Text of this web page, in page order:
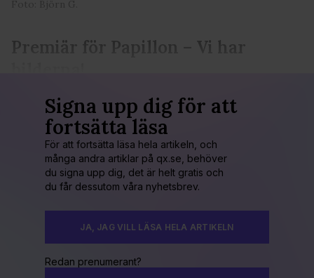
Premiär för Papillon – Vi har
Signa upp dig för att
fortsätta läsa
För att fortsätta läsa hela artikeln, och
många andra artiklar på qx.se, behöver
du signa upp dig, det är helt gratis och
du får dessutom våra nyhetsbrev.
JA, JAG VILL LÄSA HELA ARTIKELN
Redan prenumerant?